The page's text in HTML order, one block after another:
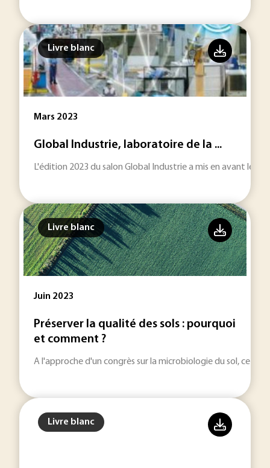
Livre blanc
Mars 2023
Global Industrie, laboratoire de la ...
L'édition 2023 du salon Global Industrie a mis en avant les
Livre blanc
Juin 2023
Préserver la qualité des sols : pourquoi
et comment ?
A l'approche d'un congrès sur la microbiologie du sol, ce
Livre blanc